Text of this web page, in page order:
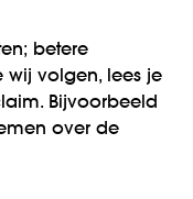
betere
wij volgen, lees je
Bijvoor­beeld
over de